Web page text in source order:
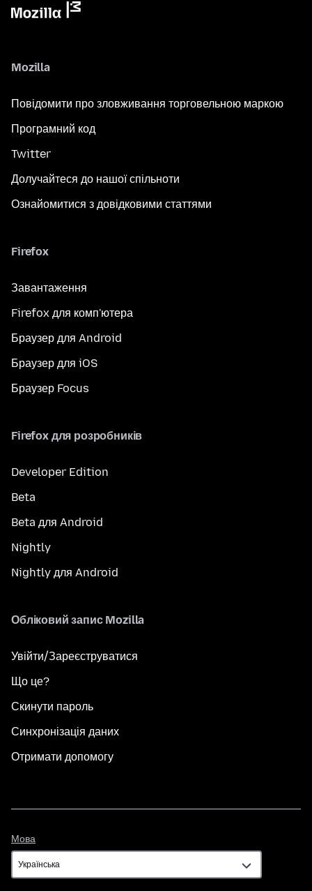
Mozilla
Повідомити про зловживання торговельною маркою
Програмний код
Twitter
Долучайтеся до нашої спільноти
Ознайомитися з довідковими статтями
Firefox
Завантаження
Firefox для комп'ютера
Браузер для Android
Браузер для iOS
Браузер Focus
Firefox для розробників
Developer Edition
Beta
Beta для Android
Nightly
Nightly для Android
Обліковий запис Mozilla
Увійти/Зареєструватися
Що це?
Скинути пароль
Синхронізація даних
Отримати допомогу
Мова